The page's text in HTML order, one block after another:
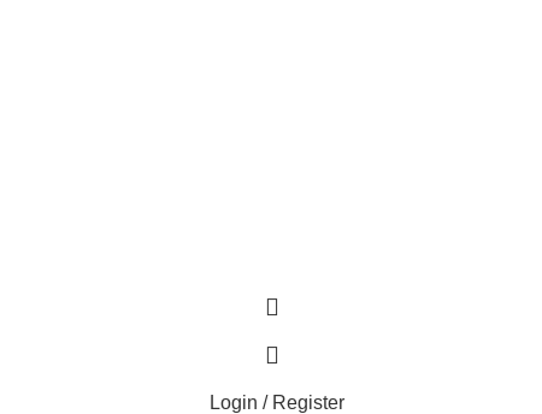
Login / Register